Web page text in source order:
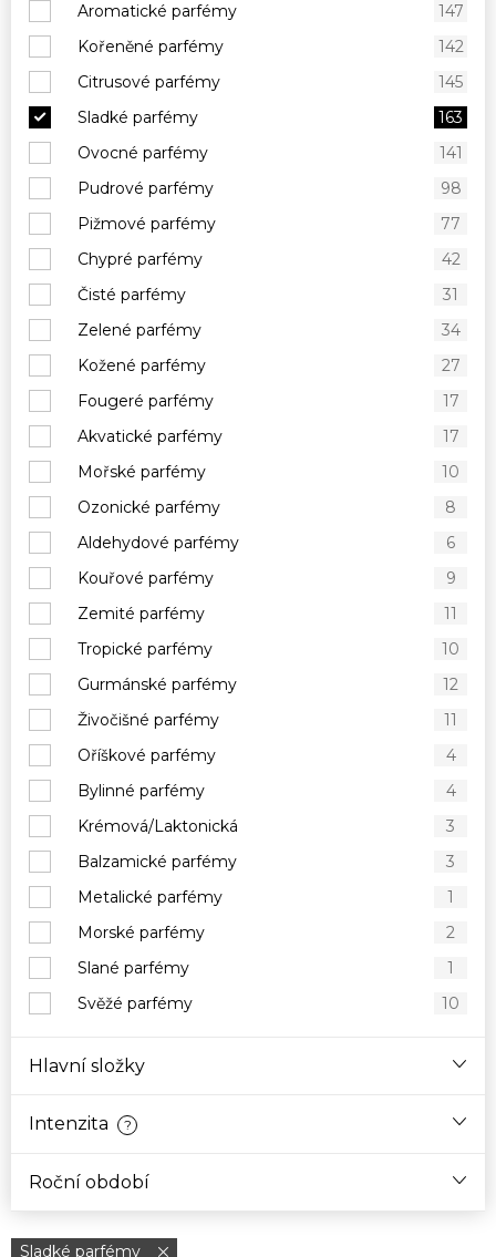
Aromatické parfémy
147
Kořeněné parfémy
142
Citrusové parfémy
145
Sladké parfémy
163
Ovocné parfémy
141
Pudrové parfémy
98
Pižmové parfémy
77
Chypré parfémy
42
Čisté parfémy
31
Zelené parfémy
34
Kožené parfémy
27
Fougeré parfémy
17
Akvatické parfémy
17
Mořské parfémy
10
Ozonické parfémy
8
Aldehydové parfémy
6
Kouřové parfémy
9
Zemité parfémy
11
Tropické parfémy
10
Gurmánské parfémy
12
Živočišné parfémy
11
Oříškové parfémy
4
Bylinné parfémy
4
Krémová/Laktonická
3
Balzamické parfémy
3
Metalické parfémy
1
Morské parfémy
2
Slané parfémy
1
Svěžé parfémy
10
Hlavní složky
Intenzita ?
Roční období
Sladké parfémy